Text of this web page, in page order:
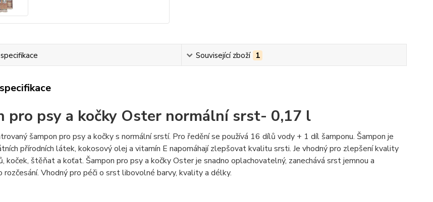
Související zboží 1
pro psy a kočky Oster normální srst- 0,17 l
šampon pro psy a kočky s normální srstí. Pro ředění se používá 16 dílů vody + 1 díl šamponu. Šampon je
přírodních látek, kokosový olej a vitamín E napomáhají zlepšovat kvalitu srsti. Je vhodný pro zlepšení kvality
koček, štěňat a koťat. Šampon pro psy a kočky Oster je snadno oplachovatelný, zanechává srst jemnou a
rozčesání. Vhodný pro péči o srst libovolné barvy, kvality a délky.